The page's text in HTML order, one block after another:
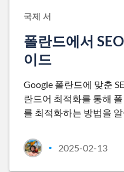
국제 서
폴란드에서
이드
Google 폴란드에 맞춘
란드어 최적화를 통해
를 최적화하는 방법을
• 2025-02-13